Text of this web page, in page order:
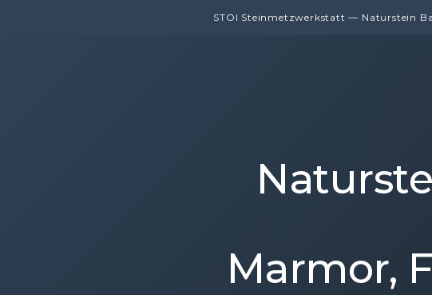
STOI Steinmetzwerkstatt — Naturstein
Marmor,